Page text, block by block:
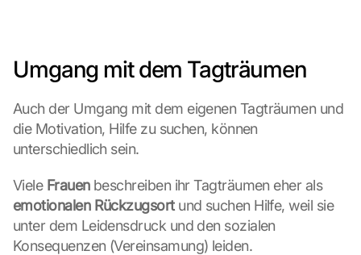
Umgang mit dem Tagträumen
Auch der Umgang mit dem eigenen Tagträumen und
die Motivation, Hilfe zu suchen, können
unterschiedlich sein.
Viele Frauen
beschreiben ihr Tagträumen eher als
emotionalen Rückzugsort und suchen Hilfe, weil sie
unter dem Leidensdruck und den sozialen
Konsequenzen (Vereinsamung) leiden.
n
c
h
u
z
c
h
i